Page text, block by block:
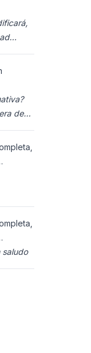
de
por tu comentario. Un saludo